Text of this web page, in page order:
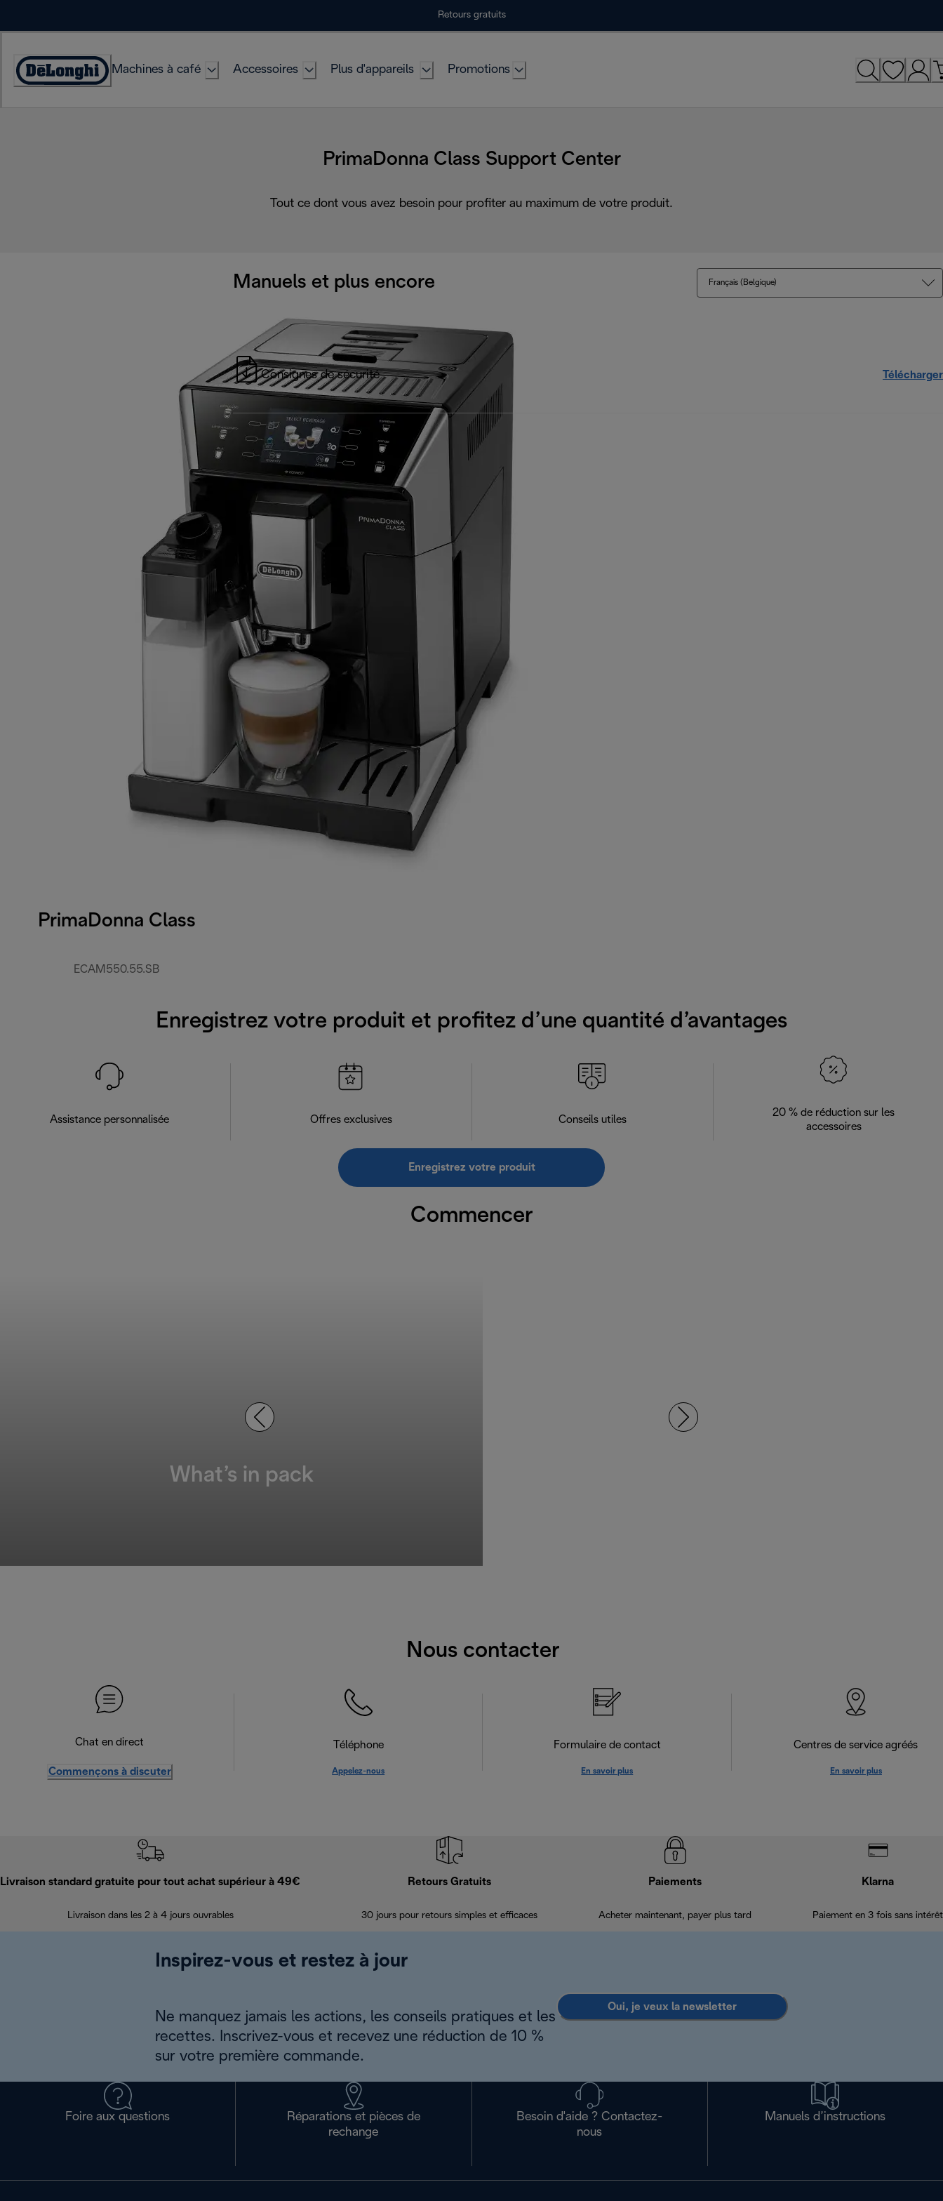
Retours gratuits
Déclaration
Machines à café Accessoires Plus d'appareils Promotions
PrimaDonna Class Support Center
Tout ce dont vous avez besoin pour profiter au maximum de votre produit.
PrimaDonna Class
ECAM550.55.SB
Manuels et plus encore Français (Belgique)
Consignes de sécurité Télécharger
Enregistrez votre produit et profitez d’une quantité d’avantages
Assistance personnalisée Offres exclusives Conseils utiles
20 % de réduction sur les
accessoires
Enregistrez votre produit
Commencer
What’s in pack
Nous contacter
Chat en direct
Commençons à discuter
Téléphone
Appelez-nous
Formulaire de contact
En savoir plus
Centres de service agréés
En savoir plus
Livraison standard gratuite pour tout achat supérieur à 49€
Livraison dans les 2 à 4 jours ouvrables
Retours Gratuits
30 jours pour retours simples et efficaces
Paiements
Acheter maintenant, payer plus tard
Klarna
Paiement en 3 fois sans intérêt
Inspirez-vous et restez à jour
Ne manquez jamais les actions, les conseils pratiques et les
recettes. Inscrivez-vous et recevez une réduction de 10 %
sur votre première commande.
Oui, je veux la newsletter
Foire aux questions
Réparations et pièces de
rechange
Besoin d'aide ? Contactez-
nous
Manuels d’instructions